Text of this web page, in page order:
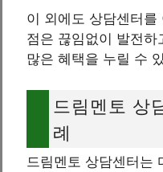
이 외에도 상담센터를
점은 끊임없이 발전하
많은 혜택을 누릴 수
드림멘토 상
례
드림멘토 상담센터는